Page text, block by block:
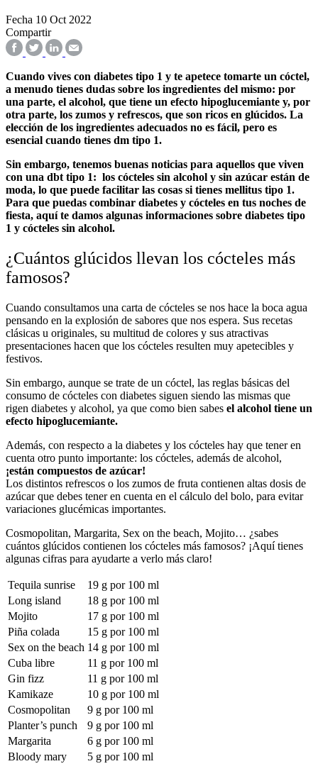
Fecha 10 Oct 2022
Compartir
Cuando vives con diabetes tipo 1 y te apetece tomarte un cóctel,
a menudo tienes dudas sobre los ingredientes del mismo: por
una parte, el alcohol, que tiene un efecto hipoglucemiante y, por
otra parte, los zumos y refrescos, que son ricos en glúcidos. La
elección de los ingredientes adecuados no es fácil, pero es
esencial cuando tienes dm tipo 1.
Sin embargo, tenemos buenas noticias para aquellos que viven
con una dbt tipo 1: los cócteles sin alcohol y sin azúcar están de
moda, lo que puede facilitar las cosas si tienes mellitus tipo 1.
Para que puedas combinar diabetes y cócteles en tus noches de
fiesta, aquí te damos algunas informaciones sobre diabetes tipo
1 y cócteles sin alcohol.
¿Cuántos glúcidos llevan los cócteles más
famosos?
Cuando consultamos una carta de cócteles se nos hace la boca agua
pensando en la explosión de sabores que nos espera. Sus recetas
clásicas u originales, su multitud de colores y sus atractivas
presentaciones hacen que los cócteles resulten muy apetecibles y
festivos.
Sin embargo, aunque se trate de un cóctel, las reglas básicas del
consumo de cócteles con diabetes siguen siendo las mismas que
rigen diabetes y alcohol, ya que como bien sabes el alcohol tiene un
efecto hipoglucemiante.
Además, con respecto a la diabetes y los cócteles hay que tener en
cuenta otro punto importante: los cócteles, además de alcohol,
¡están compuestos de azúcar!
Los distintos refrescos o los zumos de fruta contienen altas dosis de
azúcar que debes tener en cuenta en el cálculo del bolo, para evitar
variaciones glucémicas importantes.
Cosmopolitan, Margarita, Sex on the beach, Mojito… ¿sabes
cuántos glúcidos contienen los cócteles más famosos? ¡Aquí tienes
algunas cifras para ayudarte a verlo más claro!
Tequila sunrise
19 g por 100 ml
Long island
18 g por 100 ml
Mojito
17 g por 100 ml
Piña colada
15 g por 100 ml
Sex on the beach 14 g por 100 ml
Cuba libre
11 g por 100 ml
Gin fizz
11 g por 100 ml
Kamikaze
10 g por 100 ml
Cosmopolitan
9 g por 100 ml
Planter’s punch
9 g por 100 ml
Margarita
6 g por 100 ml
Bloody mary
5 g por 100 ml